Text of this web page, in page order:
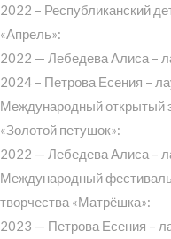
2022 – Республиканский
«Апрель»:
2022 — Лебедева Алиса –
2024 – Петрова Есения –
Международный открытый
«Золотой петушок»:
2022 — Лебедева Алиса –
Международный фестиваль
творчества «Матрёшка»:
2023 — Петрова Есения –